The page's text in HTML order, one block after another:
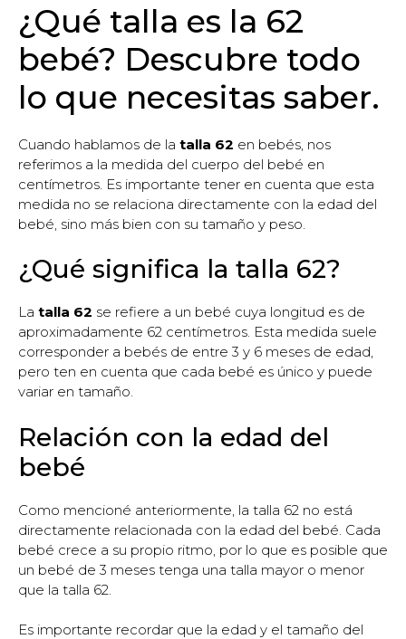
¿Qué talla es la 62
bebé? Descubre todo
lo que necesitas saber.
Cuando hablamos de la talla 62 en bebés, nos
referimos a la medida del cuerpo del bebé en
centímetros. Es importante tener en cuenta que esta
medida no se relaciona directamente con la edad del
bebé, sino más bien con su tamaño y peso.
¿Qué significa la talla 62?
La talla 62 se refiere a un bebé cuya longitud es de
aproximadamente 62 centímetros. Esta medida suele
corresponder a bebés de entre 3 y 6 meses de edad,
pero ten en cuenta que cada bebé es único y puede
variar en tamaño.
Relación con la edad del
bebé
Como mencioné anteriormente, la talla 62 no está
directamente relacionada con la edad del bebé. Cada
bebé crece a su propio ritmo, por lo que es posible que
un bebé de 3 meses tenga una talla mayor o menor
que la talla 62.
Es importante recordar que la edad y el tamaño del